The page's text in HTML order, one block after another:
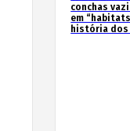
conchas
em
história dos